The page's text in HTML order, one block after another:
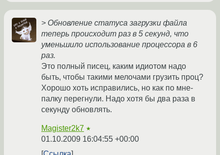
> Обновление статуса загрузки файла
теперь происходит раз в 5 секунд, что
уменьшило использование процессора в 6
раз.
Это полный писец, каким идиотом надо
быть, чтобы такими мелочами грузить проц?
Хорошо хоть исправились, но как по мне-
палку перегнули. Надо хотя бы два раза в
секунду обновлять.
Magister2k7 ★
01.10.2009 16:04:55 +00:00